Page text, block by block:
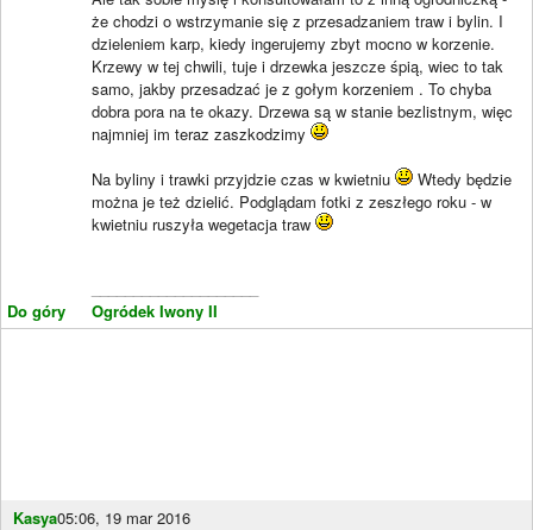
Do góry
że chodzi o wstrzymanie się z przesadzaniem traw i bylin. I
dzieleniem karp, kiedy ingerujemy zbyt mocno w korzenie.
Krzewy w tej chwili, tuje i drzewka jeszcze śpią, wiec to tak
samo, jakby przesadzać je z gołym korzeniem . To chyba
dobra pora na te okazy. Drzewa są w stanie bezlistnym, więc
najmniej im teraz zaszkodzimy
Na byliny i trawki przyjdzie czas w kwietniu
Wtedy będzie
można je też dzielić. Podglądam fotki z zeszłego roku - w
kwietniu ruszyła wegetacja traw
Ogródek Iwony II
Kasya05:06, 19 mar 2016